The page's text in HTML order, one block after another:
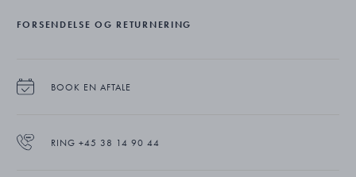
FORSENDELSE OG RETURNERING
BOOK EN AFTALE
RING +45 38 14 90 44